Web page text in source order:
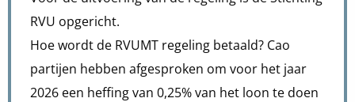
RVU opgericht.
Hoe wordt de RVUMT regeling betaald? Cao
partijen hebben afgesproken om voor het jaar
2026 een heffing van 0,25% van het loon te doen